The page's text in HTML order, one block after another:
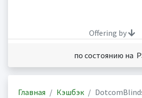
Offering by
по состоянию на
Главная Кэшбэк